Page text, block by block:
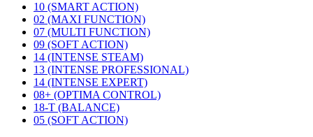
10 (SMART ACTION)
02 (MAXI FUNCTION)
07 (MULTI FUNCTION)
09 (SOFT ACTION)
14 (INTENSE STEAM)
13 (INTENSE PROFESSIONAL)
14 (INTENSE EXPERT)
08+ (OPTIMA CONTROL)
18-T (BALANCE)
05 (SOFT ACTION)